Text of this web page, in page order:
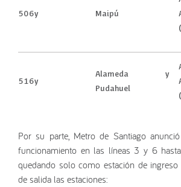
506y Maipú
516y
Alameda y
Pudahuel
Por su parte, Metro de Santiago
funcionamiento en las líneas 3 y 6
quedando solo como estación de
de salida las estaciones: